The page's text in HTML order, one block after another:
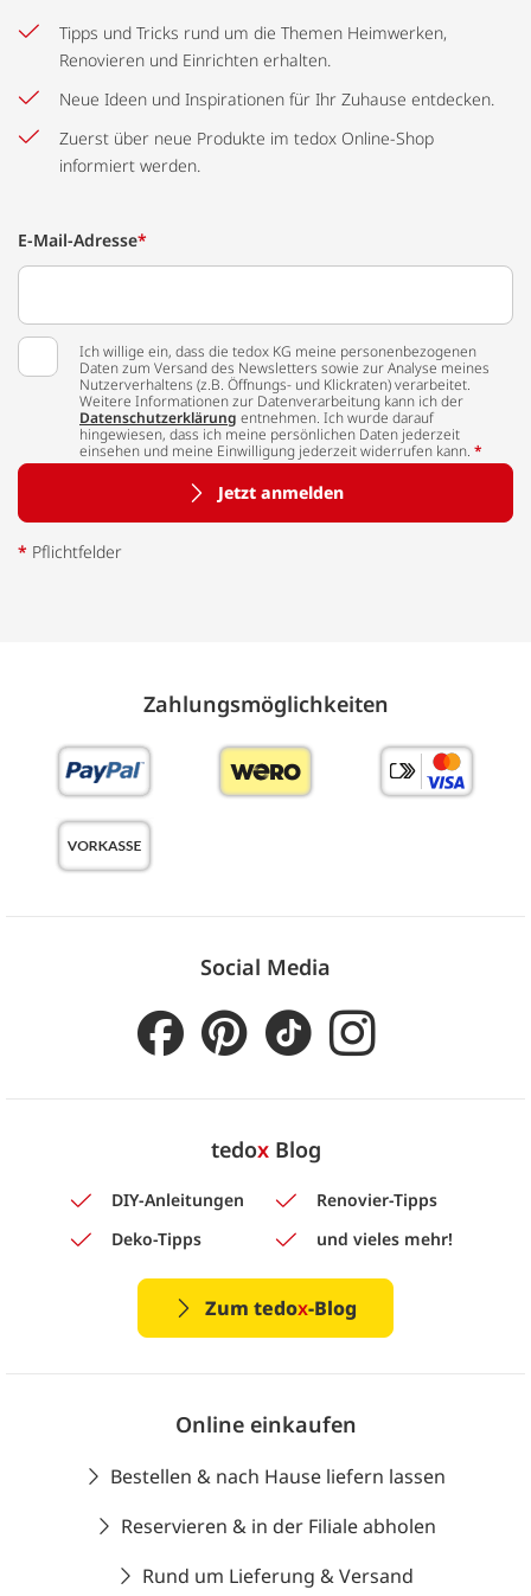
Tipps und Tricks rund um die Themen Heimwerken,
Renovieren und Einrichten erhalten.
Neue Ideen und Inspirationen für Ihr Zuhause entdecken.
Zuerst über neue Produkte im tedox Online-Shop
informiert werden.
E-Mail-Adresse*
Ich willige ein, dass die tedox KG meine personenbezogenen
Daten zum Versand des Newsletters sowie zur Analyse meines
Nutzerverhaltens (z.B. Öffnungs- und Klickraten) verarbeitet.
Weitere Informationen zur Datenverarbeitung kann ich der
Datenschutzerklärung entnehmen. Ich wurde darauf
hingewiesen, dass ich meine persönlichen Daten jederzeit
einsehen und meine Einwilligung jederzeit widerrufen kann. *
Jetzt anmelden
* Pflichtfelder
Zahlungs­möglich­keiten
Social Media
tedoxBlog
DIY-Anleitungen
Renovier-Tipps
Deko-Tipps
und vieles mehr!
Zum tedox-Blog
Online einkaufen
Bestellen & nach Hause liefern lassen
Reservieren & in der Filiale abholen
Rund um Lieferung & Versand